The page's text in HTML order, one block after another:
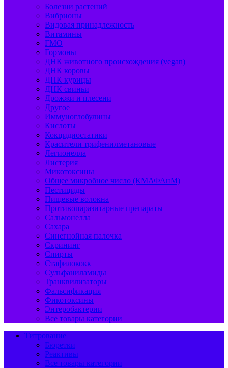
Болезни растений
Вибрионы
Видовая принадлежность
Витамины
ГМО
Гормоны
ДНК животного происхождения (vegan)
ДНК коровы
ДНК курицы
ДНК свиньи
Дрожжи и плесени
Другое
Иммуноглобулины
Кислоты
Кокцидиостатики
Красители трифенилметановые
Легионелла
Листерия
Микотоксины
Общее микробное число (КМАФАнМ)
Пестициды
Пищевые волокна
Противопаразитарные препараты
Сальмонелла
Сахара
Синегнойная палочка
Скрининг
Спирты
Стафилококк
Сульфаниламиды
Транквилизаторы
Фальсификация
Фикотоксины
Энтеробактерии
Все товары категории
Титрование
Бюретки
Реактивы
Все товары категории